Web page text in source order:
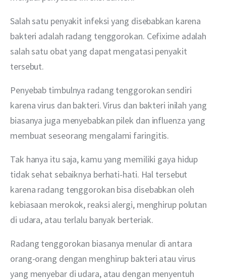
Salah satu penyakit infeksi yang disebabkan karena
bakteri adalah radang tenggorokan. Cefixime adalah
salah satu obat yang dapat mengatasi penyakit
tersebut.
Penyebab timbulnya radang tenggorokan sendiri
karena virus dan bakteri. Virus dan bakteri inilah yang
biasanya juga menyebabkan pilek dan influenza yang
membuat seseorang mengalami faringitis.
Tak hanya itu saja, kamu yang memiliki gaya hidup
tidak sehat sebaiknya berhati-hati. Hal tersebut
karena radang tenggorokan bisa disebabkan oleh
kebiasaan merokok, reaksi alergi, menghirup polutan
di udara, atau terlalu banyak berteriak.
Radang tenggorokan biasanya menular di antara
orang-orang dengan menghirup bakteri atau virus
yang menyebar di udara, atau dengan menyentuh